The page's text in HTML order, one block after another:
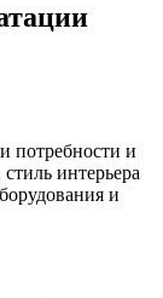
потребности и
интерьера
и